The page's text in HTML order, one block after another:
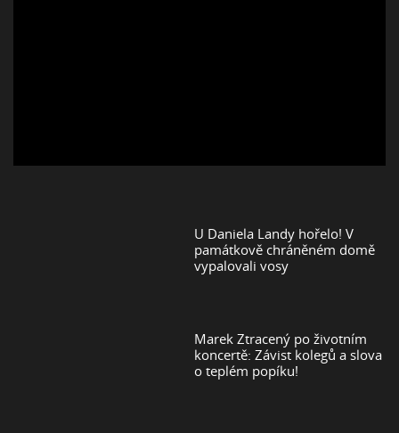
U Daniela Landy hořelo! V
památkově chráněném domě
vypalovali vosy
Marek Ztracený po životním
koncertě: Závist kolegů a slova
o teplém popíku!